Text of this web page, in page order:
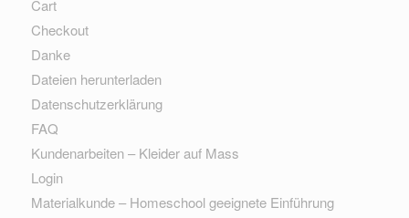
Cart
Checkout
Danke
Dateien herunterladen
Datenschutzerklärung
FAQ
Kundenarbeiten – Kleider auf Mass
Login
Materialkunde – Homeschool geeignete Einführung